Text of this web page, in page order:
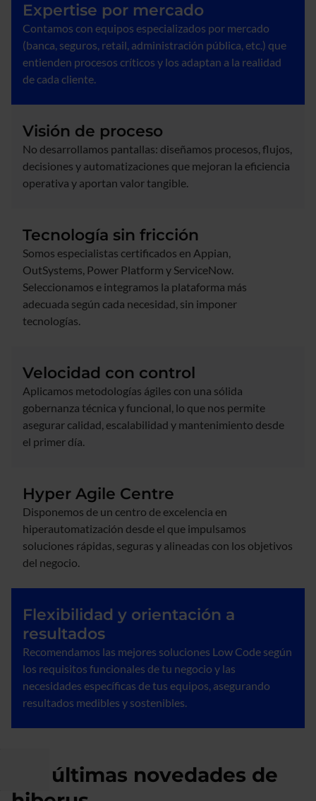
Expertise por mercado
Contamos con equipos especializados por mercado
(banca, seguros, retail, administración pública, etc.) que
entienden procesos críticos y los adaptan a la realidad
de cada cliente.
Visión de proceso
No desarrollamos pantallas: diseñamos procesos, flujos,
decisiones y automatizaciones que mejoran la eficiencia
operativa y aportan valor tangible.
Tecnología sin fricción
Somos especialistas certificados en Appian,
OutSystems, Power Platform y ServiceNow.
Seleccionamos e integramos la plataforma más
adecuada según cada necesidad, sin imponer
tecnologías.
Velocidad con control
Aplicamos metodologías ágiles con una sólida
gobernanza técnica y funcional, lo que nos permite
asegurar calidad, escalabilidad y mantenimiento desde
el primer día.
Hyper Agile Centre
Disponemos de un centro de excelencia en
hiperautomatización desde el que impulsamos
soluciones rápidas, seguras y alineadas con los objetivos
del negocio.
Flexibilidad y orientación a
resultados
Recomendamos las mejores soluciones Low Code según
los requisitos funcionales de tu negocio y las
necesidades específicas de tus equipos, asegurando
resultados medibles y sostenibles.
Las últimas novedades de